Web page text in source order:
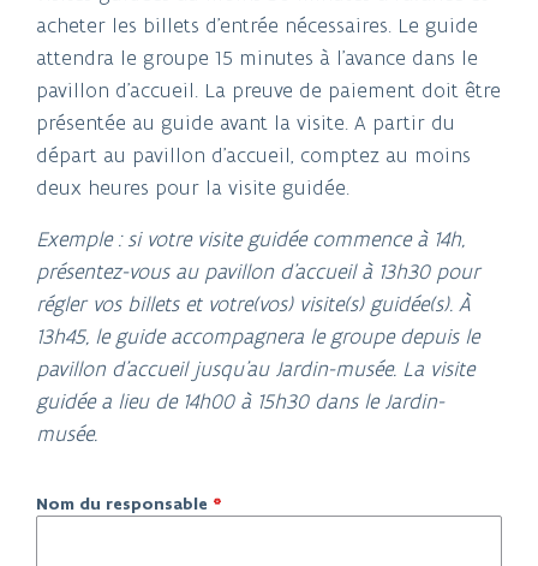
acheter les billets d'entrée nécessaires. Le guide
attendra le groupe 15 minutes à l'avance dans le
pavillon d'accueil. La preuve de paiement doit être
présentée au guide avant la visite. A partir du
départ au pavillon d'accueil, comptez au moins
deux heures pour la visite guidée.
Exemple : si votre visite guidée commence à 14h,
présentez-vous au pavillon d'accueil à 13h30 pour
régler vos billets et votre(vos) visite(s) guidée(s). À
13h45, le guide accompagnera le groupe depuis le
pavillon d'accueil jusqu'au Jardin-musée. La visite
guidée a lieu de 14h00 à 15h30 dans le Jardin-
musée.
Nom du responsable